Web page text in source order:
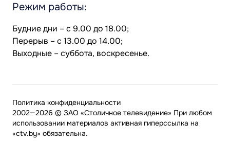
Режим работы:
Будние дни – с 9.00 до 18.00;
Перерыв – с 13.00 до 14.00;
Выходные – суббота, воскресенье.
2002—2026 © ЗАО «Столичное телевидение» При любом
использовании материалов активная гиперссылка на
«ctv.by» обязательна.
Политика конфиденциальности